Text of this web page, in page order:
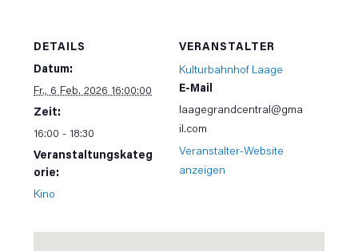
DETAILS
Datum:
Fr., 6 Feb. 2026 16:00:00
Zeit:
16:00 - 18:30
Veranstaltungskateg
orie:
Kino
VERANSTALTER
Kulturbahnhof Laage
E-Mail
laagegrandcentral@gma
il.com
Veranstalter-Website
anzeigen